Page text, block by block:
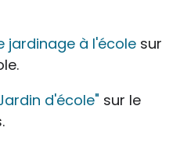
jardinage à l'école sur
d'école" sur le